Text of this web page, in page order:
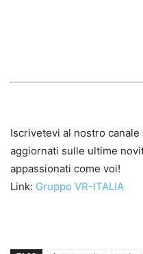
Iscrivetevi al nostro
aggiornati sulle ultime
appassionati come voi!
Link: Gruppo VR-ITALIA